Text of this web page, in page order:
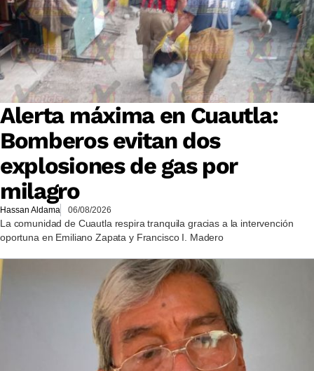
Alerta máxima en Cuautla:
Bomberos evitan dos
explosiones de gas por
milagro
Hassan Aldama 06/08/2026
La comunidad de Cuautla respira tranquila gracias a la intervención
oportuna en Emiliano Zapata y Francisco I. Madero